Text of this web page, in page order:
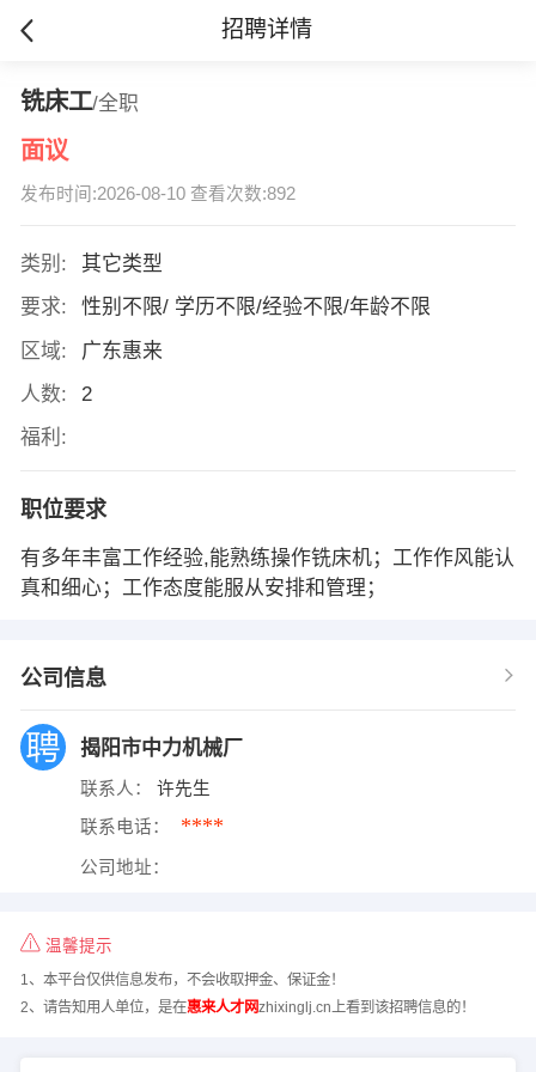
招聘详情
铣床工/全职
面议
发布时间:2026-08-10 查看次数:892
类别:
其它类型
要求:
性别不限/ 学历不限/经验不限/年龄不限
区域:
广东惠来
人数:
2
福利:
职位要求
有多年丰富工作经验,能熟练操作铣床机；工作作风能认
真和细心；工作态度能服从安排和管理；
公司信息
揭阳市中力机械厂
联系人： 许先生
联系电话： ****
公司地址：
温馨提示
1、本平台仅供信息发布，不会收取押金、保证金！
2、请告知用人单位，是在惠来人才网zhixinglj.cn上看到该招聘信息的！